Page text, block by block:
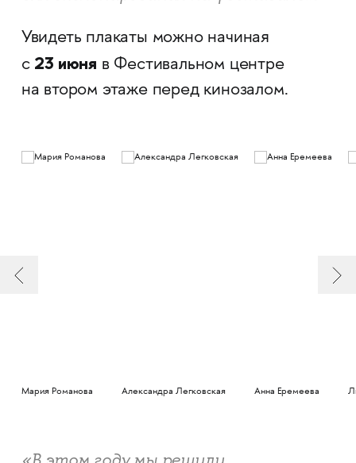
Увидеть плакаты можно начиная
с 23 июня в Фестивальном центре
на втором этаже перед кинозалом.
Мария Романова Александра Легковская Анна Еремеева